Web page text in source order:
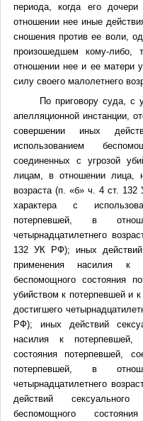
периода, когда его
отношении нее иные
сношения против ее воли,
произошедшем кому-либо,
отношении нее и ее матери
силу своего малолетнего
По приговору суда, с
апелляционной инстанции,
совершении иных
использованием
соединенных с угрозой
лицам, в отношении лица,
возраста (п. «б» ч. 4 ст.
характера с
потерпевшей, в
четырнадцатилетнего
132 УК РФ); иных действий
применения насилия к
беспомощного состояния
убийством к потерпевшей и
достигшего
РФ); иных действий
насилия к потерпевшей,
состояния потерпевшей,
потерпевшей, в
четырнадцатилетнего
действий
беспомощного